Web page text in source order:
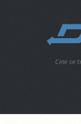
Cine se